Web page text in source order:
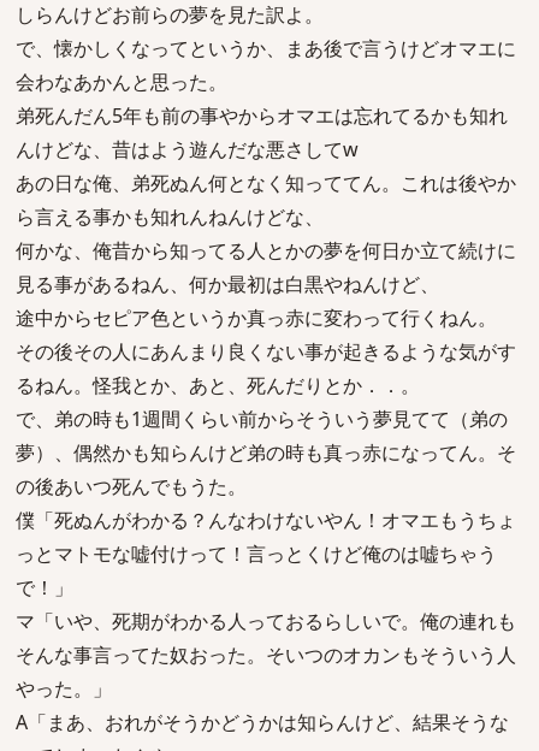
しらんけどお前らの夢を見た訳よ。
で、懐かしくなってというか、まあ後で言うけどオマエに
会わなあかんと思った。
弟死んだん5年も前の事やからオマエは忘れてるかも知れ
んけどな、昔はよう遊んだな悪さしてw
あの日な俺、弟死ぬん何となく知っててん。これは後やか
ら言える事かも知れんねんけどな、
何かな、俺昔から知ってる人とかの夢を何日か立て続けに
見る事があるねん、何か最初は白黒やねんけど、
途中からセピア色というか真っ赤に変わって行くねん。
その後その人にあんまり良くない事が起きるような気がす
るねん。怪我とか、あと、死んだりとか．．。
で、弟の時も1週間くらい前からそういう夢見てて（弟の
夢）、偶然かも知らんけど弟の時も真っ赤になってん。そ
の後あいつ死んでもうた。
僕「死ぬんがわかる？んなわけないやん！オマエもうちょ
っとマトモな嘘付けって！言っとくけど俺のは嘘ちゃう
で！」
マ「いや、死期がわかる人っておるらしいで。俺の連れも
そんな事言ってた奴おった。そいつのオカンもそういう人
やった。」
A「まあ、おれがそうかどうかは知らんけど、結果そうな